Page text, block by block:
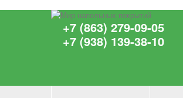
+7 (863) 279-09-05
+7 (938) 139-38-10